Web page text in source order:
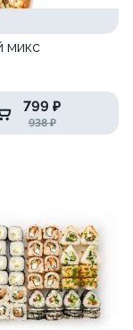
микс
799 ₽
938 ₽